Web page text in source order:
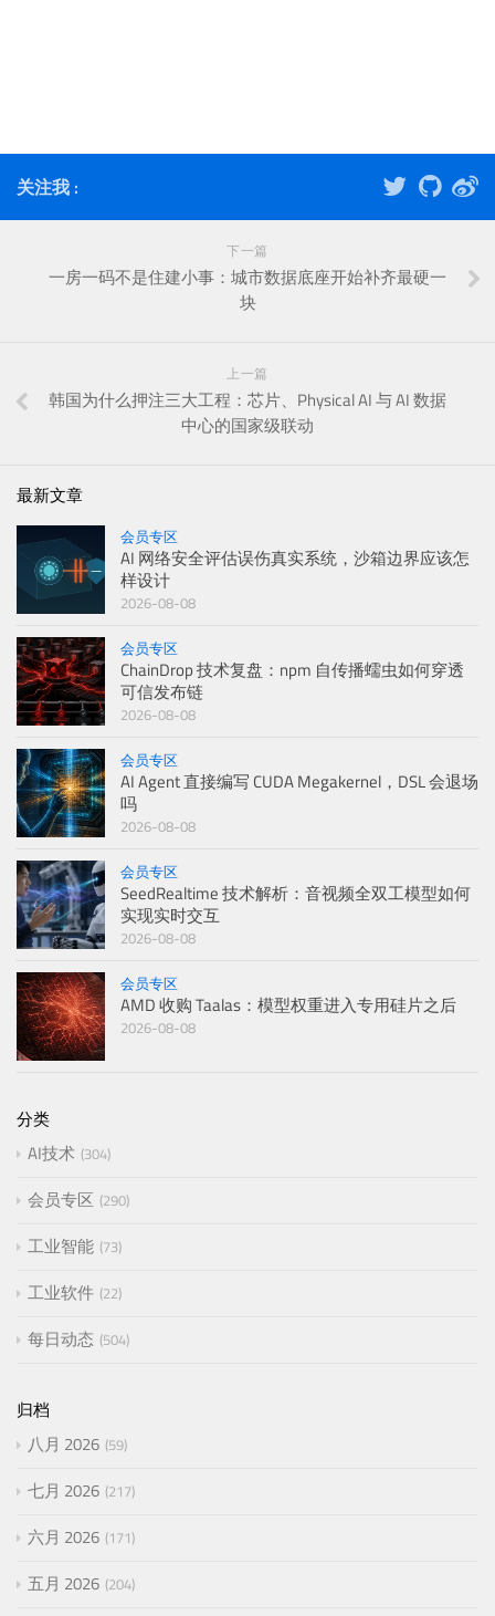
关注我 :
下一篇
一房一码不是住建小事：城市数据底座开始补齐最硬一
块
上一篇
韩国为什么押注三大工程：芯片、Physical AI 与 AI 数据
中心的国家级联动
最新文章
会员专区
AI 网络安全评估误伤真实系统，沙箱边界应该怎
样设计
2026-08-08
会员专区
ChainDrop 技术复盘：npm 自传播蠕虫如何穿透
可信发布链
2026-08-08
会员专区
AI Agent 直接编写 CUDA Megakernel，DSL 会退场
吗
2026-08-08
会员专区
SeedRealtime 技术解析：音视频全双工模型如何
实现实时交互
2026-08-08
会员专区
AMD 收购 Taalas：模型权重进入专用硅片之后
2026-08-08
分类
AI技术 304
会员专区 290
工业智能 73
工业软件 22
每日动态 504
归档
八月 2026 59
七月 2026 217
六月 2026 171
五月 2026 204